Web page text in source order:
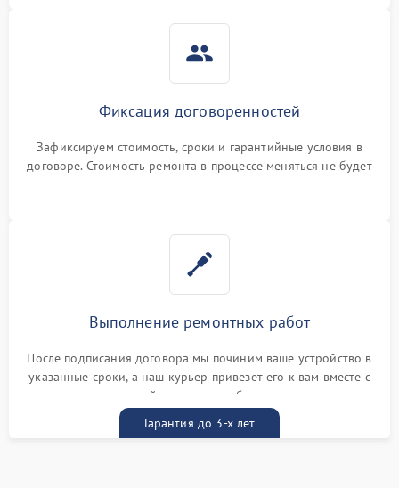
Фиксация договоренностей
Зафиксируем стоимость, сроки и гарантийные условия в
договоре. Стоимость ремонта в процессе меняться не будет
Выполнение ремонтных работ
После подписания договора мы починим ваше устройство в
указанные сроки, а наш курьер привезет его к вам вместе с
гарантийным талоном бесплатно
Гарантия до 3-х лет